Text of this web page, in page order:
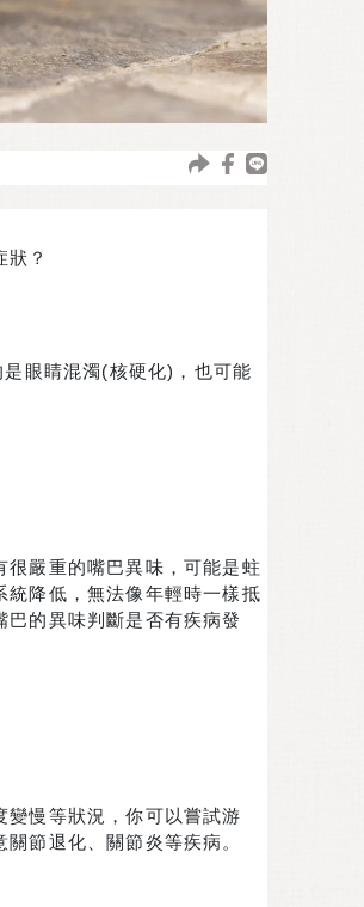
？
眼睛混濁(核硬化)，也可能
很嚴重的嘴巴異味，可能是蛀
統降低，無法像年輕時一樣抵
的異味判斷是否有疾病發
慢等狀況，你可以嘗試游
節退化、關節炎等疾病。